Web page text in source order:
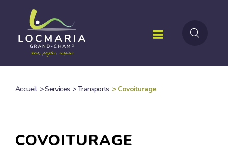
contenu
principal
Accueil >Services >Transports >Covoiturage
COVOITURAGE